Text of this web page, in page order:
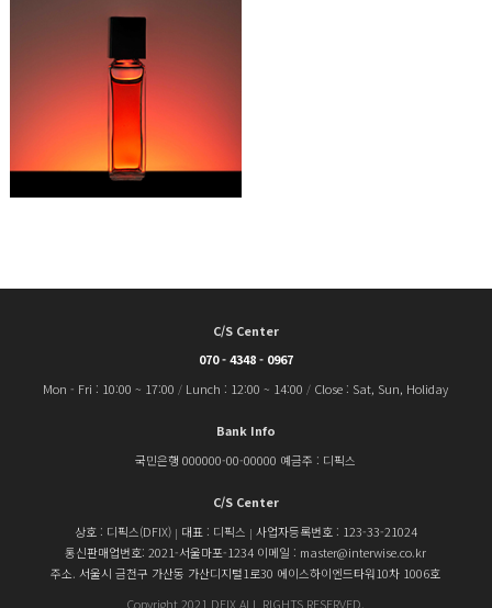
C/S Center
070 - 4348 - 0967
Mon - Fri : 10:00 ~ 17:00 / Lunch : 12:00 ~ 14:00 / Close : Sat, Sun, Holiday
Bank Info
국민은행 000000-00-00000 예금주 : 디픽스
C/S Center
상호 : 디픽스(DFIX) | 대표 : 디픽스 | 사업자등록번호 : 123-33-21024
통신판매업번호: 2021-서울마포-1234 이메일 : master@interwise.co.kr
주소. 서울시 금천구 가산동 가산디지털1로30 에이스하이엔드타워10차 1006호
Copyright 2021 DFIX ALL RIGHTS RESERVED.